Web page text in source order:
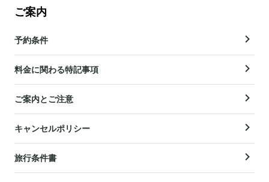
ご案内
予約条件
料金に関わる特記事項
ご案内とご注意
キャンセルポリシー
旅行条件書